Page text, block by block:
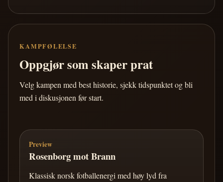
KAMPFØLELSE
Oppgjør som skaper prat
Velg kampen med best historie, sjekk tidspunktet og bli
med i diskusjonen før start.
Preview
Rosenborg mot Brann
Klassisk norsk fotballenergi med høy lyd fra